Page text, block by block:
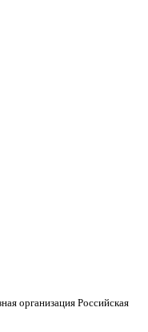
организация Российская